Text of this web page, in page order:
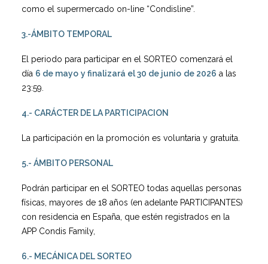
como el supermercado on-line “Condisline”.
3.-ÁMBITO TEMPORAL
El periodo para participar en el SORTEO comenzará el
día 6 de mayo y finalizará el 30 de junio de 2026 a las
23:59.
4.- CARÁCTER DE LA PARTICIPACION
La participación en la promoción es voluntaria y gratuita.
5.- ÁMBITO PERSONAL
Podrán participar en el SORTEO todas aquellas personas
físicas, mayores de 18 años (en adelante PARTICIPANTES)
con residencia en España, que estén registrados en la
APP Condis Family,
6.- MECÁNICA DEL SORTEO